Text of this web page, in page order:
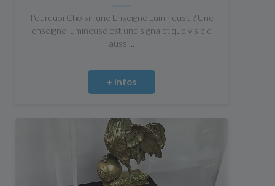
Pourquoi Choisir une Enseigne Lumineuse ? Une
enseigne lumineuse est une signalétique visible
aussi...
+ infos